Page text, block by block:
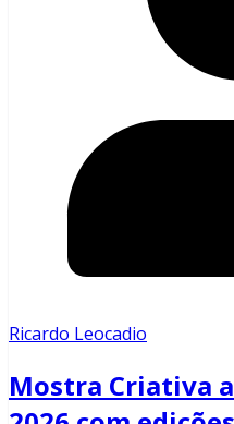
Ricardo Leocadio
Mostra Criativa